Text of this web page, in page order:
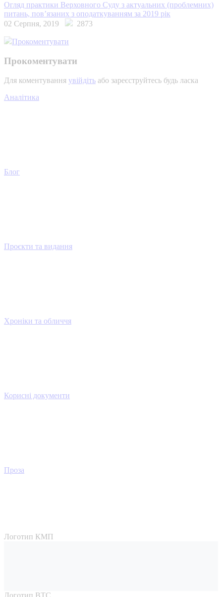
Огляд практики Верховного Суду з актуальних (проблемних)
питань, пов’язаних з оподаткуванням за 2019 рік
02 Серпня, 2019
2873
Прокоментувати
Прокоментувати
Для коментування увійдіть або зареєструйтесь будь ласка
Аналітика
Блог
Проєкти та видання
Хроніки та обличчя
Корисні документи
Проза
Логотип КМП
Логотип ВТС